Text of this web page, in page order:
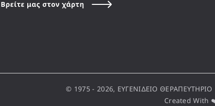
© 1975 - 2026, ΕΥΓΕΝΙΔΕΙΟ
Created With